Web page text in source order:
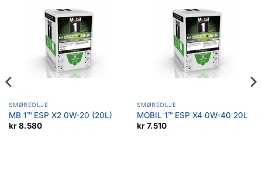
favoritter
SMØREOLJE
MB 1™ ESP X2 0W-20 (20L)
kr8.580
favoritter
SMØREOLJE
MOBIL 1™ ESP X4 0W-40 20L
kr7.510